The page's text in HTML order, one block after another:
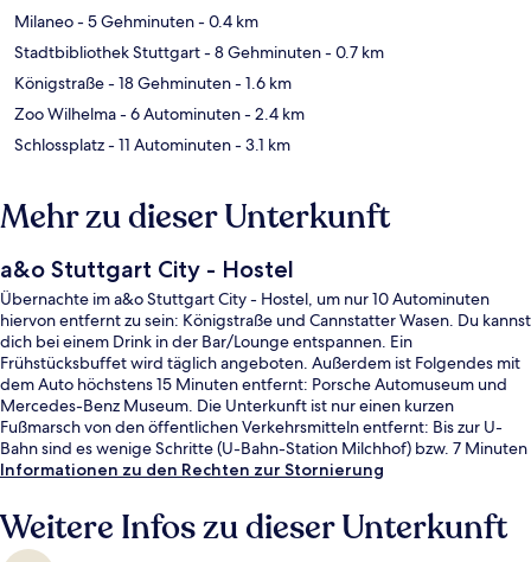
Milaneo- 5 Gehminuten- 0.4 km
Stadtbibliothek Stuttgart- 8 Gehminuten- 0.7 km
Königstraße- 18 Gehminuten- 1.6 km
Zoo Wilhelma- 6 Autominuten- 2.4 km
Schlossplatz- 11 Autominuten- 3.1 km
Mehr zu dieser Unterkunft
a&o Stuttgart City - Hostel
Übernachte im a&o Stuttgart City - Hostel, um nur 10 Autominuten
hiervon entfernt zu sein: Königstraße und Cannstatter Wasen. Du kannst
dich bei einem Drink in der Bar/Lounge entspannen. Ein
Frühstücksbuffet wird täglich angeboten. Außerdem ist Folgendes mit
dem Auto höchstens 15 Minuten entfernt: Porsche Automuseum und
Mercedes-Benz Museum. Die Unterkunft ist nur einen kurzen
Fußmarsch von den öffentlichen Verkehrsmitteln entfernt: Bis zur U-
Bahn sind es wenige Schritte (U-Bahn-Station Milchhof) bzw. 7 Minuten
(U-Bahn-Station Pragfriedhof).
Informationen zu den Rechten zur Stornierung
Weitere Infos zu dieser Unterkunft